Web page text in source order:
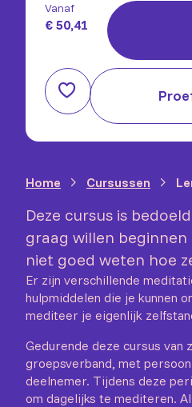
Vanaf
€ 50,41
Home Cursussen
Deze cursus is
graag willen
niet goed weten hoe
Er zijn verschillende
hulpmiddelen die je kunnen
mediteer je eigenlijk
Gedurende deze cursus van
groepsverband, met
deelnemer. Tijdens deze
om dagelijks te mediteren.